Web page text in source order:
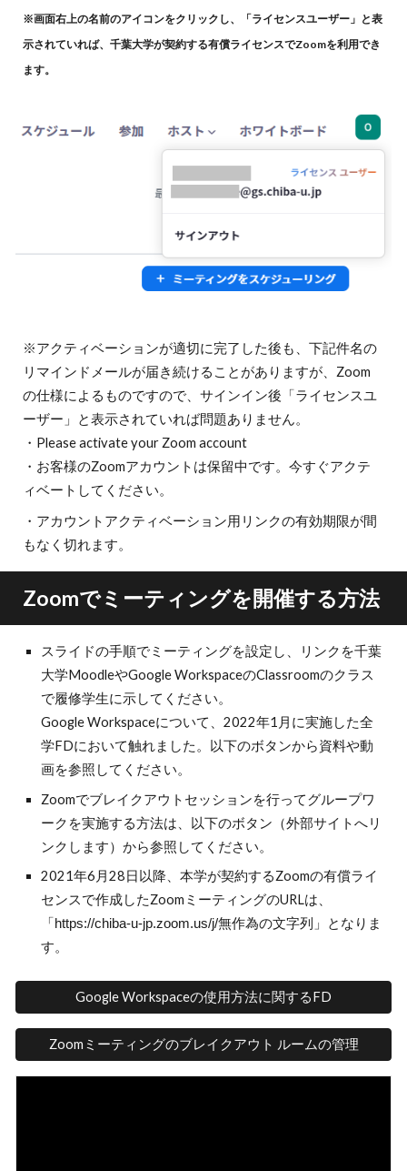
※画面右上の名前のアイコンをクリックし、「ライセンスユーザー」と表
示されていれば、千葉大学が契約する有償ライセンスでZoomを利用でき
ます。
※アクティベーションが適切に完了した後も、下記件名の
リマインドメールが届き続けることがありますが、Zoom
の仕様によるものですので、サインイン後「ライセンスユ
ーザー」と表示されていれば問題ありません。
・Please activate your Zoom account
・お客様のZoomアカウントは保留中です。今すぐアクテ
ィベートしてください。
・アカウントアクティベーション用リンクの有効期限が間
もなく切れます。
Zoomでミーティングを開催する方法
スライドの手順でミーティングを設定し、リンクを千葉
大学MoodleやGoogle WorkspaceのClassroomのクラス
で履修学生に示してください。
Google Workspaceについて、2022年1月に実施した全
学FDにおいて触れました。以下のボタンから資料や動
画を参照してください。
Zoomでブレイクアウトセッションを行ってグループワ
ークを実施する方法は、以下のボタン（外部サイトへリ
ンクします）から参照してください。
2021年6月28日以降、本学が契約するZoomの有償ライ
センスで作成したZoomミーティングのURLは、
「https://chiba-u-jp.zoom.us/j/無作為の文字列 」となりま
す。
Google Workspaceの使用方法に関するFD
Zoomミーティングのブレイクアウト ルームの管理